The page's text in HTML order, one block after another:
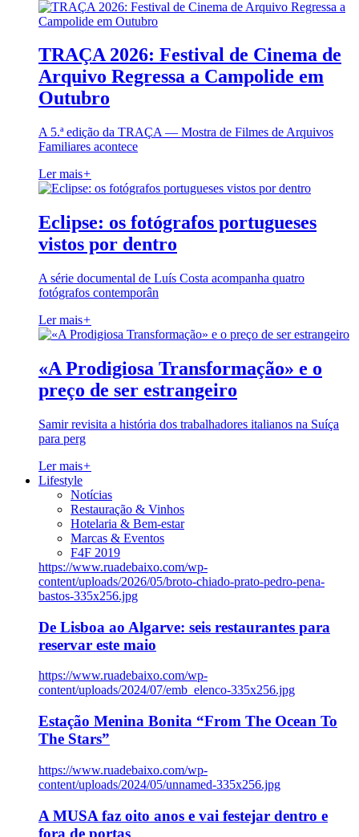
TRAÇA 2026: Festival de Cinema de
Arquivo Regressa a Campolide em
Outubro
A 5.ª edição da TRAÇA — Mostra de Filmes de Arquivos
Familiares acontece
Ler mais+
Eclipse: os fotógrafos portugueses
vistos por dentro
A série documental de Luís Costa acompanha quatro
fotógrafos contemporân
Ler mais+
«A Prodigiosa Transformação» e o
preço de ser estrangeiro
Samir revisita a história dos trabalhadores italianos na Suíça
para perg
Ler mais+
Lifestyle
Notícias
Restauração & Vinhos
Hotelaria & Bem-estar
Marcas & Eventos
F4F 2019
https://www.ruadebaixo.com/wp-
content/uploads/2026/05/broto-chiado-prato-pedro-pena-
bastos-335x256.jpg
De Lisboa ao Algarve: seis restaurantes para
reservar este maio
https://www.ruadebaixo.com/wp-
content/uploads/2024/07/emb_elenco-335x256.jpg
Estação Menina Bonita “From The Ocean To
The Stars”
https://www.ruadebaixo.com/wp-
content/uploads/2024/05/unnamed-335x256.jpg
A MUSA faz oito anos e vai festejar dentro e
fora de portas